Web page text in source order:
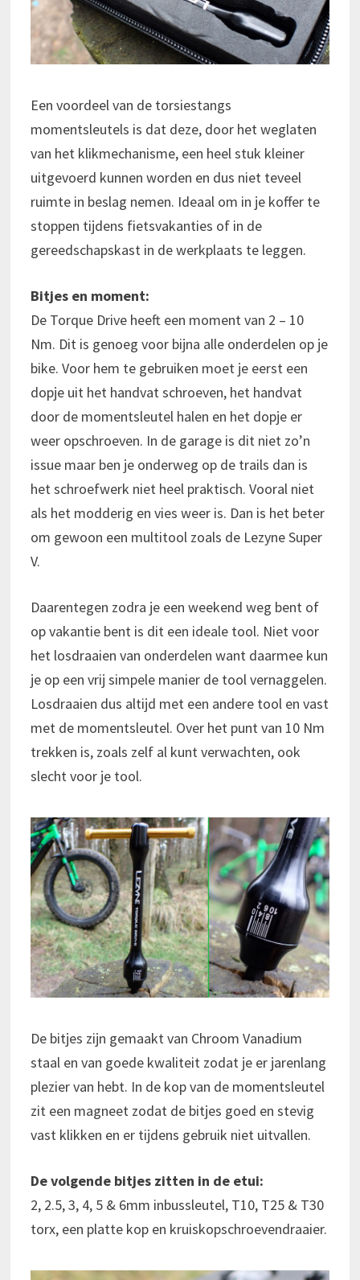
Een voordeel van de torsiestangs
momentsleutels is dat deze, door het weglaten
van het klikmechanisme, een heel stuk kleiner
uitgevoerd kunnen worden en dus niet teveel
ruimte in beslag nemen. Ideaal om in je koffer te
stoppen tijdens fietsvakanties of in de
gereedschapskast in de werkplaats te leggen.
Bitjes en moment:
De Torque Drive heeft een moment van 2 – 10
Nm. Dit is genoeg voor bijna alle onderdelen op je
bike. Voor hem te gebruiken moet je eerst een
dopje uit het handvat schroeven, het handvat
door de momentsleutel halen en het dopje er
weer opschroeven. In de garage is dit niet zo’n
issue maar ben je onderweg op de trails dan is
het schroefwerk niet heel praktisch. Vooral niet
als het modderig en vies weer is. Dan is het beter
om gewoon een multitool zoals de Lezyne Super
V.
Daarentegen zodra je een weekend weg bent of
op vakantie bent is dit een ideale tool. Niet voor
het losdraaien van onderdelen want daarmee kun
je op een vrij simpele manier de tool vernaggelen.
Losdraaien dus altijd met een andere tool en vast
met de momentsleutel. Over het punt van 10 Nm
trekken is, zoals zelf al kunt verwachten, ook
slecht voor je tool.
De bitjes zijn gemaakt van Chroom Vanadium
staal en van goede kwaliteit zodat je er jarenlang
plezier van hebt. In de kop van de momentsleutel
zit een magneet zodat de bitjes goed en stevig
vast klikken en er tijdens gebruik niet uitvallen.
De volgende bitjes zitten in de etui:
2, 2.5, 3, 4, 5 & 6mm inbussleutel, T10, T25 & T30
torx, een platte kop en kruiskopschroevendraaier.